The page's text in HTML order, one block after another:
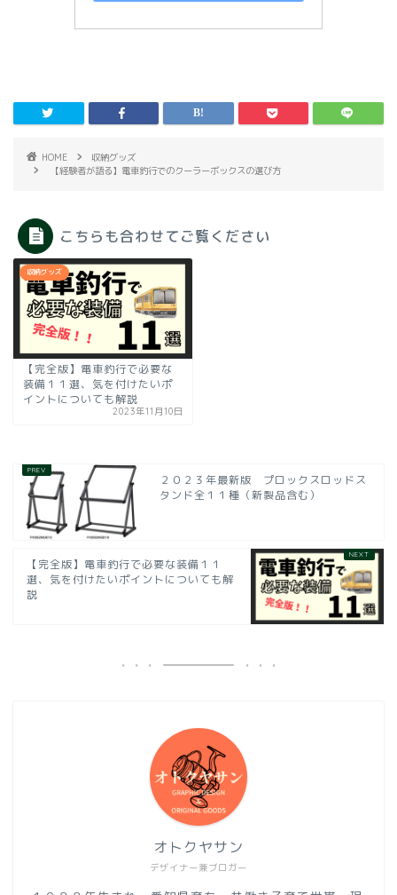
HOME
収納グッズ
【経験者が語る】電車釣行でのクーラーボックスの選び方
こちらも合わせてご覧ください
収納グッズ
【完全版】電車釣行で必要な
装備１１選、気を付けたいポ
イントについても解説
2023年11月10日
２０２３年最新版 プロックスロッドス
タンド全１１種（新製品含む）
【完全版】電車釣行で必要な装備１１
選、気を付けたいポイントについても解
説
デザイナー兼ブロガー
オトクヤサン